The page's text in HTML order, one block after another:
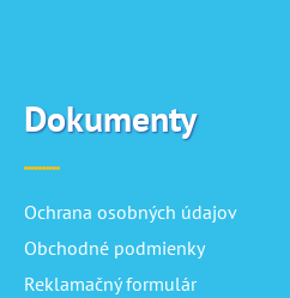
Dokumenty
Ochrana osobných údajov
Obchodné podmienky
Reklamačný formulár